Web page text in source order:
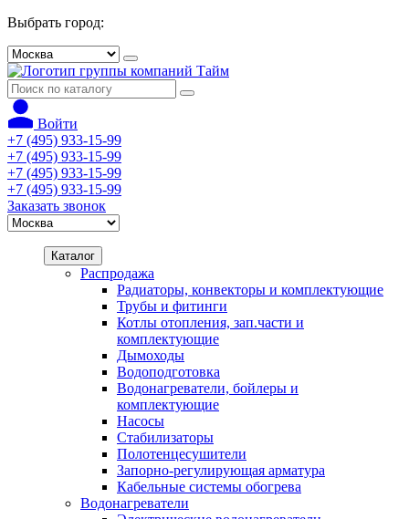
Выбрать город:
Войти
+7 (495) 933-15-99
+7 (495) 933-15-99
+7 (495) 933-15-99
+7 (495) 933-15-99
Заказать звонок
Каталог
Распродажа
Радиаторы, конвекторы и комплектующие
Трубы и фитинги
Котлы отопления, зап.части и
комплектующие
Дымоходы
Водоподготовка
Водонагреватели, бойлеры и
комплектующие
Насосы
Стабилизаторы
Полотенцесушители
Запорно-регулирующая арматура
Кабельные системы обогрева
Водонагреватели